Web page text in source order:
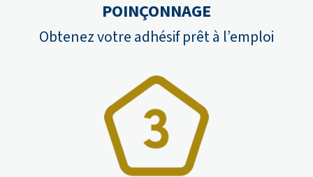
POINÇONNAGE
Obtenez votre adhésif prêt à l’emploi